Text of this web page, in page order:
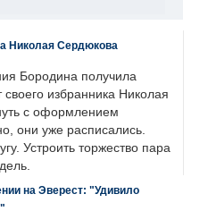
Николая Сердюкова
Бородина получила
избранника Николая
с оформлением
они уже расписались.
Устроить торжество пара
на Эверест: "Удивило